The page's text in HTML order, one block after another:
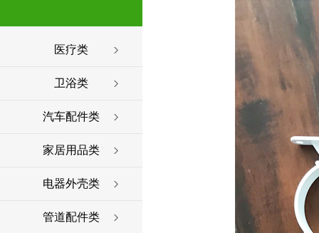
医疗类
卫浴类
汽车配件类
家居用品类
电器外壳类
管道配件类